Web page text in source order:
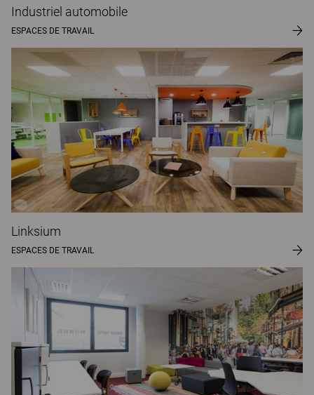
Industriel automobile
ESPACES DE TRAVAIL
Linksium
ESPACES DE TRAVAIL